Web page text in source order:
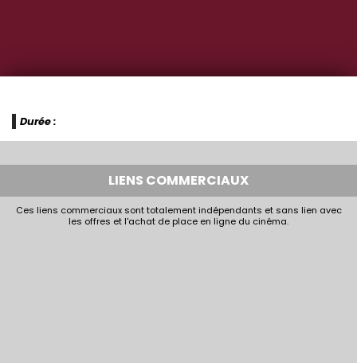
Durée :
LIENS COMMERCIAUX
Ces liens commerciaux sont totalement indépendants et sans lien avec
les offres et l'achat de place en ligne du cinéma.